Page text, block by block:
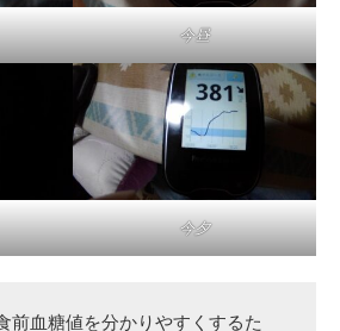
今昼
今夕
前血糖値を分かりやすくするた